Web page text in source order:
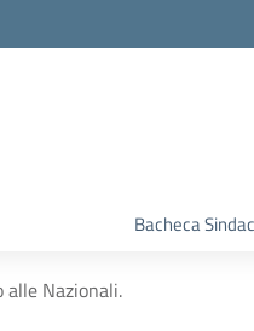
Bacheca
alle Nazionali.